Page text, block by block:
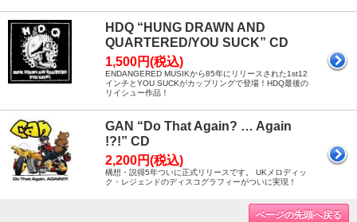
HDQ “HUNG DRAWN AND
QUARTERED/YOU SUCK” CD
1,500円(税込)
ENDANGERED MUSIKから85年にリリースされた1st12
インチとYOU SUCKがカップリングで登場！HDQ最後の
リイシュー作品！
GAN “Do That Again? … Again
!?!” CD
2,200円(税込)
構想・説得5年ついに正式リリースです。 UKメロディッ
ク・レジェンドのディスコグラフィーがついに実現！
ページの先頭へ戻る